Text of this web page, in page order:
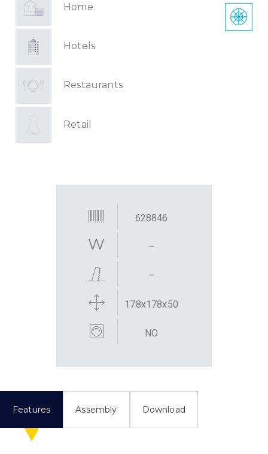
Home
Hotels
Restaurants
Retail
628846
–
–
178x178x50
NO
Features Assembly Download